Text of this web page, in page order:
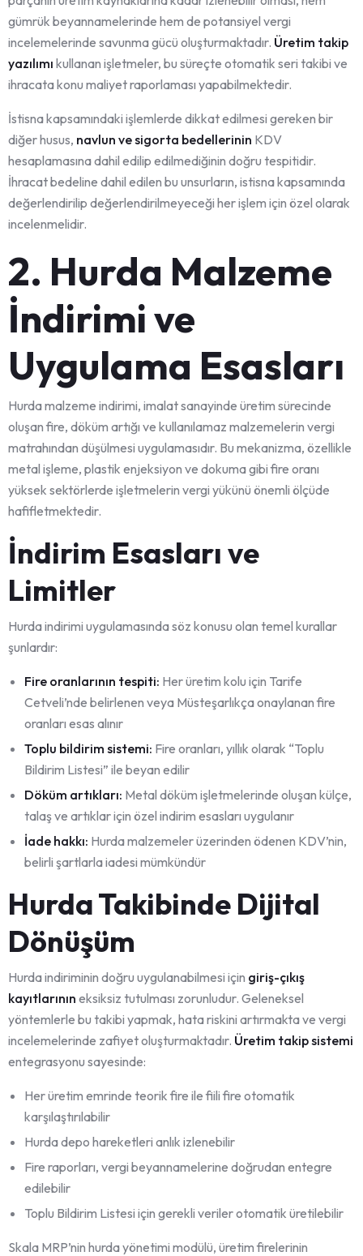
gümrük beyannamelerinde hem de potansiyel vergi
incelemelerinde savunma gücü oluşturmaktadır. Üretim takip
yazılımı kullanan işletmeler, bu süreçte otomatik seri takibi ve
ihracata konu maliyet raporlaması yapabilmektedir.
İstisna kapsamındaki işlemlerde dikkat edilmesi gereken bir
diğer husus, navlun ve sigorta bedellerinin KDV
hesaplamasına dahil edilip edilmediğinin doğru tespitidir.
İhracat bedeline dahil edilen bu unsurların, istisna kapsamında
değerlendirilip değerlendirilmeyeceği her işlem için özel olarak
incelenmelidir.
2. Hurda Malzeme
İndirimi ve
Uygulama Esasları
Hurda malzeme indirimi, imalat sanayinde üretim sürecinde
oluşan fire, döküm artığı ve kullanılamaz malzemelerin vergi
matrahından düşülmesi uygulamasıdır. Bu mekanizma, özellikle
metal işleme, plastik enjeksiyon ve dokuma gibi fire oranı
yüksek sektörlerde işletmelerin vergi yükünü önemli ölçüde
hafifletmektedir.
İndirim Esasları ve
Limitler
Hurda indirimi uygulamasında söz konusu olan temel kurallar
şunlardır:
Fire oranlarının tespiti: Her üretim kolu için Tarife
Cetveli’nde belirlenen veya Müsteşarlıkça onaylanan fire
oranları esas alınır
Toplu bildirim sistemi: Fire oranları, yıllık olarak “Toplu
Bildirim Listesi” ile beyan edilir
Döküm artıkları: Metal döküm işletmelerinde oluşan külçe,
talaş ve artıklar için özel indirim esasları uygulanır
İade hakkı: Hurda malzemeler üzerinden ödenen KDV’nin,
belirli şartlarla iadesi mümkündür
Hurda Takibinde Dijital
Dönüşüm
Hurda indiriminin doğru uygulanabilmesi için giriş-çıkış
kayıtlarının eksiksiz tutulması zorunludur. Geleneksel
yöntemlerle bu takibi yapmak, hata riskini artırmakta ve vergi
incelemelerinde zafiyet oluşturmaktadır. Üretim takip sistemi
entegrasyonu sayesinde:
Her üretim emrinde teorik fire ile fiili fire otomatik
karşılaştırılabilir
Hurda depo hareketleri anlık izlenebilir
Fire raporları, vergi beyannamelerine doğrudan entegre
edilebilir
Toplu Bildirim Listesi için gerekli veriler otomatik üretilebilir
Skala MRP’nin hurda yönetimi modülü, üretim firelerinin